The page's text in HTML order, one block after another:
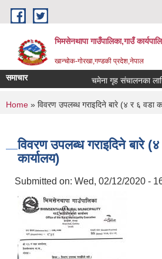
Skip to main content
भिमसेनथापा गाउँपालिका,गाउँ
खान्चोक-गाेरखा,गण्डकी प्रदेश,नेपाल
समाचार चमेना गृह संचालनका
You are here
Home » विवरण उपलब्ध गराइदिने बारे (४ र ६ वडा
विवरण उपलब्ध गराइदिने बारे
कार्यालय)
Submitted on: Wed, 02/12/2020 -